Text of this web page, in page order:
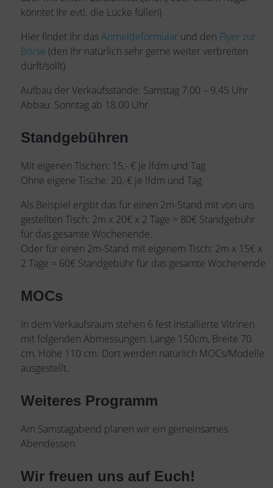
könntet Ihr evtl. die Lücke füllen)
Hier findet Ihr dasAnmeldeformular und den Flyer zur
Börse (den Ihr natürlich sehr gerne weiter verbreiten
dürft/sollt)
Aufbau der Verkaufsstände: Samstag 7.00 – 9.45 Uhr
Abbau: Sonntag ab 18.00 Uhr
Standgebühren
Mit eigenen Tischen: 15,- € je lfdm und Tag
Ohne eigene Tische: 20,-€ je lfdm und Tag
Als Beispiel ergibt das für einen 2m-Stand mit von uns
gestellten Tisch: 2m x 20€ x 2 Tage = 80€ Standgebühr
für das gesamte Wochenende.
Oder für einen 2m-Stand mit eigenem Tisch: 2m x 15€ x
2 Tage = 60€ Standgebühr für das gesamte Wochenende
MOCs
In dem Verkaufsraum stehen 6 fest installierte Vitrinen
mit folgenden Abmessungen: Länge 150cm, Breite 70
cm, Höhe 110 cm. Dort werden natürlich MOCs/Modelle
ausgestellt.
Weiteres Programm
Am Samstagabend planen wir ein gemeinsames
Abendessen.
Wir freuen uns auf Euch!